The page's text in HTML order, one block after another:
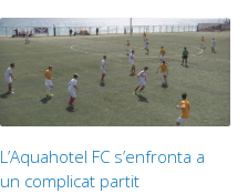
L’Aquahotel FC s’enfronta a
un complicat partit